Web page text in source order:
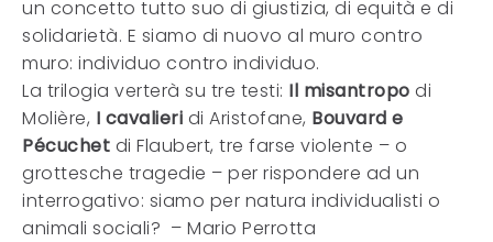
un concetto tutto suo di giustizia, di equità e di
solidarietà. E siamo di nuovo al muro contro
muro: individuo contro individuo.
La trilogia verterà su tre testi: Il misantropo di
Molière, I cavalieri di Aristofane, Bouvard e
Pécuchet di Flaubert, tre farse violente – o
grottesche tragedie – per rispondere ad un
interrogativo: siamo per natura individualisti o
animali sociali? – Mario Perrotta